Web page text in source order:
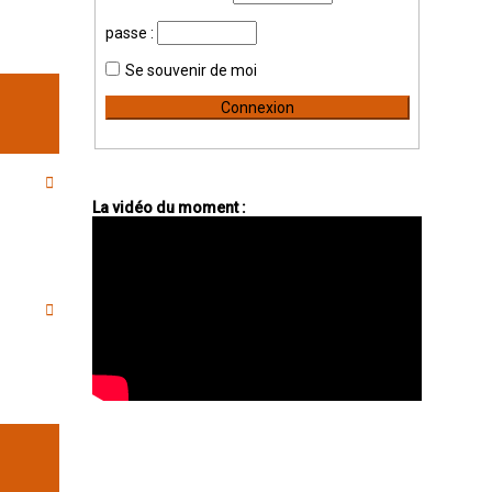
passe :
Se souvenir de moi
La vidéo du moment :